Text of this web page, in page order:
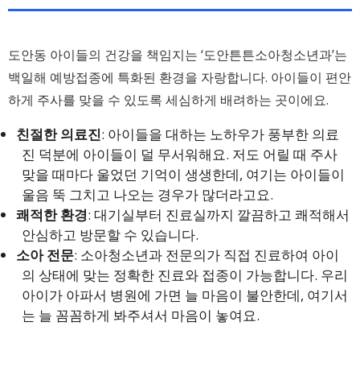
도안동 아이들의 건강을 책임지는 ‘도안튼튼소아청소년과’는
백일해 예방접종에 특화된 환경을 자랑합니다. 아이들이 편안
하게 주사를 맞을 수 있도록 세심하게 배려하는 곳이에요.
친절한 의료진: 아이들을 대하는 노하우가 풍부한 의료
진 덕분에 아이들이 덜 무서워해요. 저도 어릴 때 주사
맞을 때마다 울었던 기억이 생생한데, 여기는 아이들이
울음 뚝 그치고 나오는 경우가 많더라고요.
쾌적한 환경: 대기실부터 진료실까지 깔끔하고 쾌적해서
안심하고 방문할 수 있습니다.
소아 전문: 소아청소년과 전문의가 직접 진료하여 아이
의 상태에 맞는 정확한 진료와 접종이 가능합니다. 우리
아이가 아파서 병원에 가면 늘 마음이 불안한데, 여기서
는 늘 꼼꼼하게 봐주셔서 마음이 놓여요.